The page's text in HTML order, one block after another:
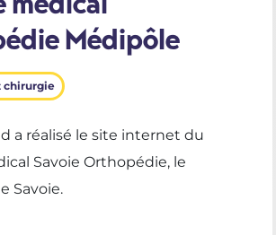
Médipôle
chirurgie
a réalisé le site internet du
Savoie Orthopédie, le
Savoie.